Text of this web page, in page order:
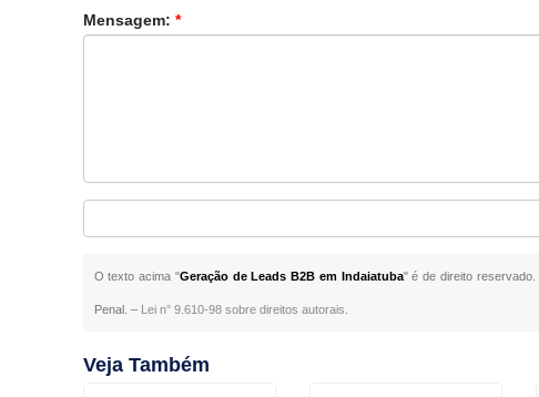
Mensagem: *
O texto acima "Geração de Leads B2B em Indaiatuba" é de direito
Penal. – Lei n° 9.610-98 sobre direitos autorais
Veja Também